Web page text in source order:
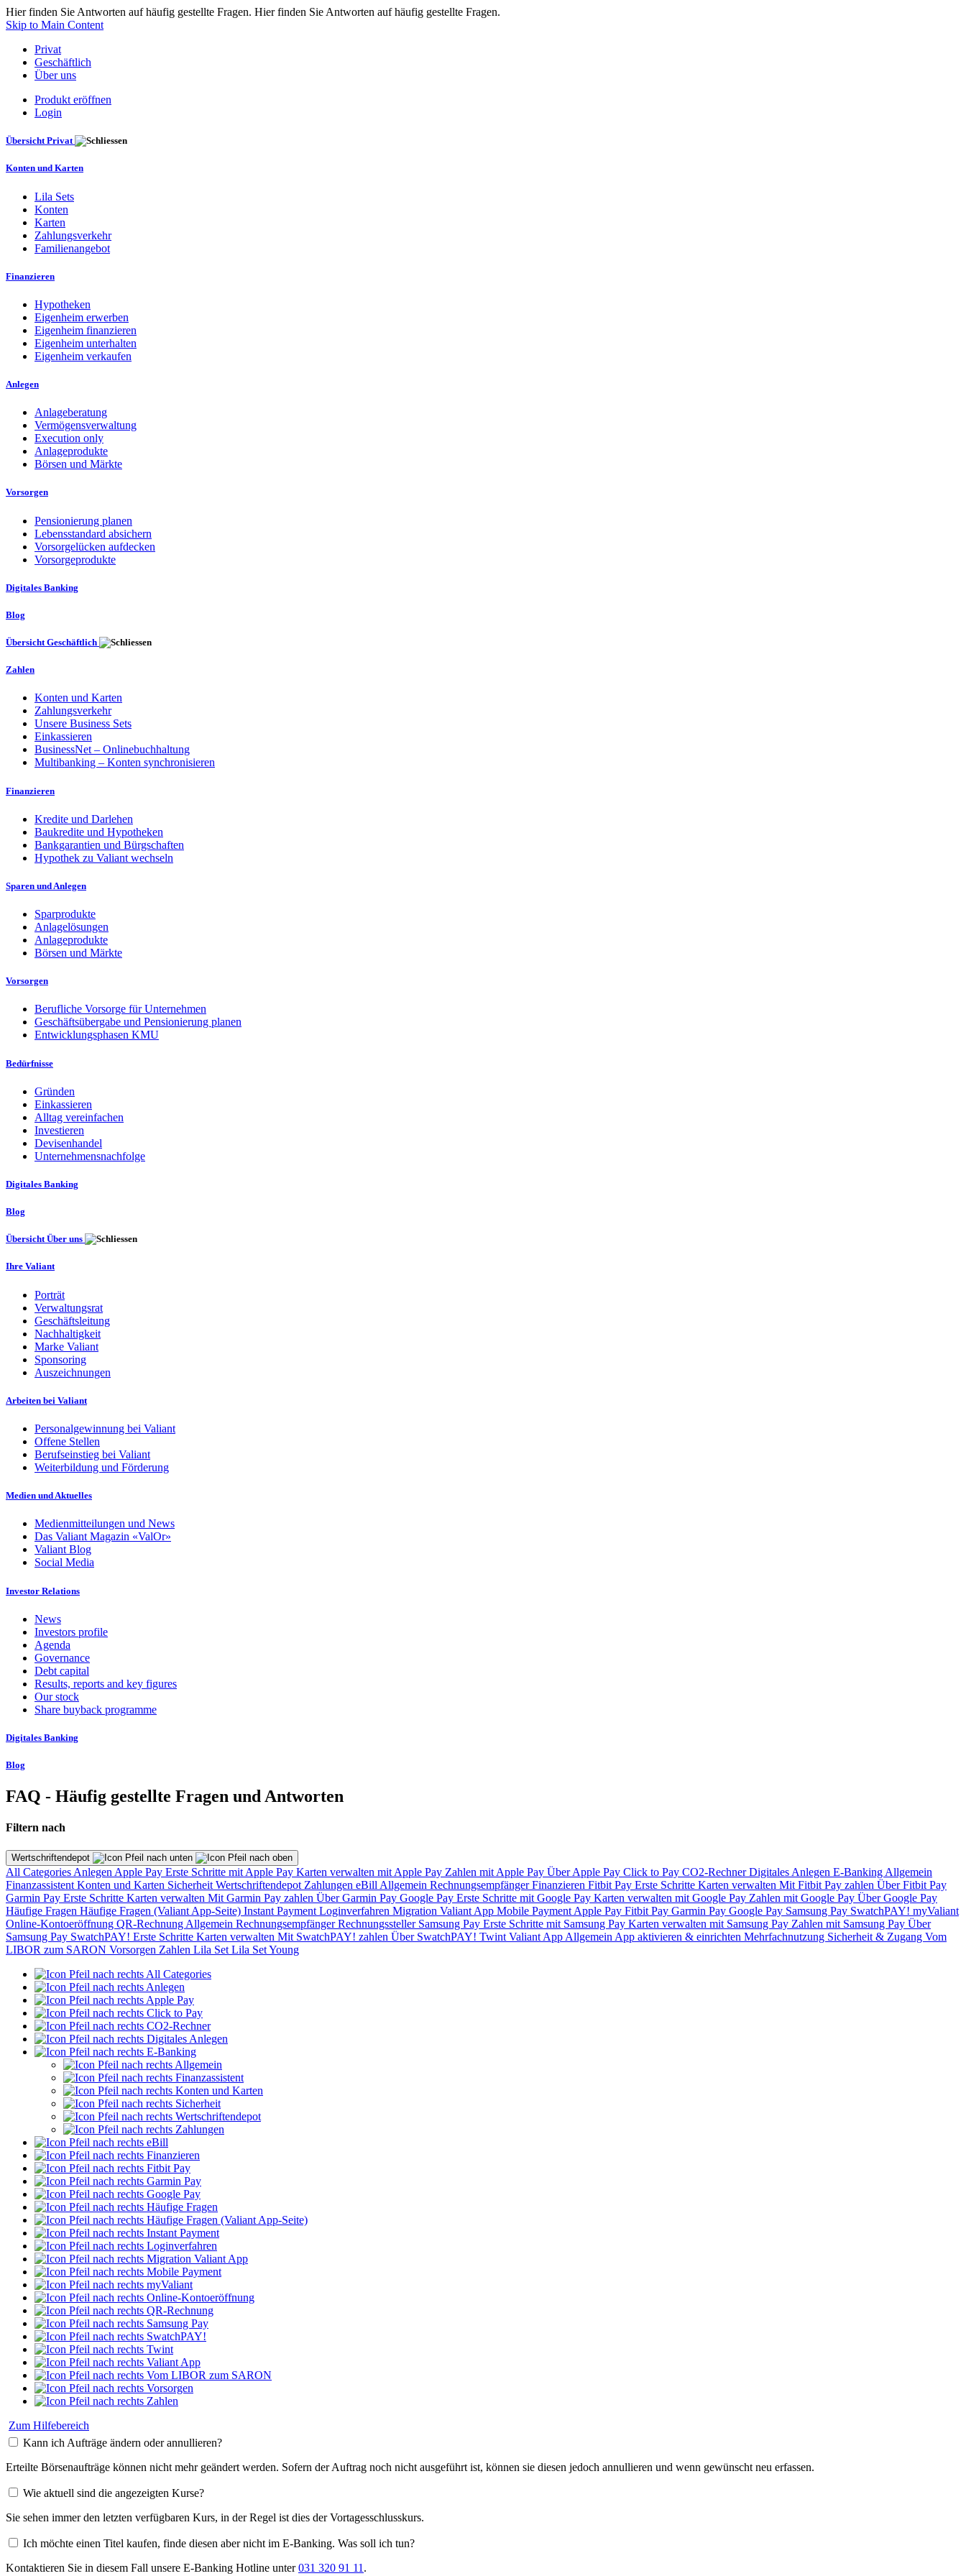
Hier finden Sie Antworten auf häufig gestellte Fragen. Hier finden Sie Antworten auf häufig gestellte Fragen.
Skip to Main Content
Privat
Geschäftlich
Über uns
Produkt eröffnen
Login
Übersicht Privat
Konten und Karten
Lila Sets
Konten
Karten
Zahlungsverkehr
Familienangebot
Finanzieren
Hypotheken
Eigenheim erwerben
Eigenheim finanzieren
Eigenheim unterhalten
Eigenheim verkaufen
Anlegen
Anlageberatung
Vermögensverwaltung
Execution only
Anlageprodukte
Börsen und Märkte
Vorsorgen
Pensionierung planen
Lebensstandard absichern
Vorsorgelücken aufdecken
Vorsorgeprodukte
Digitales Banking
Blog
Übersicht Geschäftlich
Zahlen
Konten und Karten
Zahlungsverkehr
Unsere Business Sets
Einkassieren
BusinessNet – Onlinebuchhaltung
Multibanking – Konten synchronisieren
Finanzieren
Kredite und Darlehen
Baukredite und Hypotheken
Bankgarantien und Bürgschaften
Hypothek zu Valiant wechseln
Sparen und Anlegen
Sparprodukte
Anlagelösungen
Anlageprodukte
Börsen und Märkte
Vorsorgen
Berufliche Vorsorge für Unternehmen
Geschäftsübergabe und Pensionierung planen
Entwicklungsphasen KMU
Bedürfnisse
Gründen
Einkassieren
Alltag vereinfachen
Investieren
Devisenhandel
Unternehmensnachfolge
Digitales Banking
Blog
Übersicht Über uns
Ihre Valiant
Porträt
Verwaltungsrat
Geschäftsleitung
Nachhaltigkeit
Marke Valiant
Sponsoring
Auszeichnungen
Arbeiten bei Valiant
Personalgewinnung bei Valiant
Offene Stellen
Berufseinstieg bei Valiant
Weiterbildung und Förderung
Medien und Aktuelles
Medienmitteilungen und News
Das Valiant Magazin «ValOr»
Valiant Blog
Social Media
Investor Relations
News
Investors profile
Agenda
Governance
Debt capital
Results, reports and key figures
Our stock
Share buyback programme
Digitales Banking
Blog
FAQ - Häufig gestellte Fragen und Antworten
Filtern nach
Wertschriftendepot
All Categories Anlegen Apple Pay Erste Schritte mit Apple Pay Karten verwalten mit Apple Pay Zahlen mit Apple Pay Über Apple Pay Click to Pay CO2-RechnerDigitales Anlegen E-Banking Allgemein
Finanzassistent Konten und Karten Sicherheit Wertschriftendepot Zahlungen eBill Allgemein RechnungsempfängerFinanzieren Fitbit Pay Erste Schritte Karten verwalten Mit Fitbit Pay zahlen Über Fitbit Pay
Garmin Pay Erste Schritte Karten verwalten Mit Garmin Pay zahlen Über Garmin Pay Google Pay Erste Schritte mit Google Pay Karten verwalten mit Google Pay Zahlen mit Google Pay Über Google Pay
Häufige Fragen Häufige Fragen (Valiant App-Seite) Instant Payment Loginverfahren Migration Valiant App Mobile Payment Apple Pay Fitbit Pay Garmin Pay Google Pay Samsung Pay SwatchPAY! myValiant
Online-Kontoeröffnung QR-Rechnung Allgemein RechnungsempfängerRechnungssteller Samsung Pay Erste Schritte mit Samsung Pay Karten verwalten mit Samsung Pay Zahlen mit Samsung Pay Über
Samsung Pay SwatchPAY! Erste Schritte Karten verwalten Mit SwatchPAY! zahlen Über SwatchPAY! Twint Valiant App Allgemein App aktivieren & einrichten Mehrfachnutzung Sicherheit & Zugang Vom
LIBOR zum SARON Vorsorgen Zahlen Lila Set Lila Set Young
All Categories
Anlegen
Apple Pay
Click to Pay
CO2-Rechner
Digitales Anlegen
E-Banking
Allgemein
Finanzassistent
Konten und Karten
Sicherheit
Wertschriftendepot
Zahlungen
eBill
Finanzieren
Fitbit Pay
Garmin Pay
Google Pay
Häufige Fragen
Häufige Fragen (Valiant App-Seite)
Instant Payment
Loginverfahren
Migration Valiant App
Mobile Payment
myValiant
Online-Kontoeröffnung
QR-Rechnung
Samsung Pay
SwatchPAY!
Twint
Valiant App
Vom LIBOR zum SARON
Vorsorgen
Zahlen
Zum Hilfebereich
Kann ich Aufträge ändern oder annullieren?
Erteilte Börsenaufträge können nicht mehr geändert werden. Sofern der Auftrag noch nicht ausgeführt ist, können sie diesen jedoch annullieren und wenn gewünscht neu erfassen.
Wie aktuell sind die angezeigten Kurse?
Sie sehen immer den letzten verfügbaren Kurs, in der Regel ist dies der Vortagesschlusskurs.
Ich möchte einen Titel kaufen, finde diesen aber nicht im E-Banking. Was soll ich tun?
Kontaktieren Sie in diesem Fall unsere E-Banking Hotline unter031 320 91 11 .